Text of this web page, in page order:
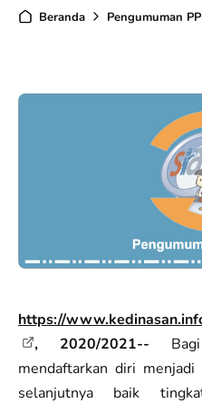
Beranda Pengumuman
https://
, 2020/2021--
mendaftarkan diri
selanjutnya baik tingkat